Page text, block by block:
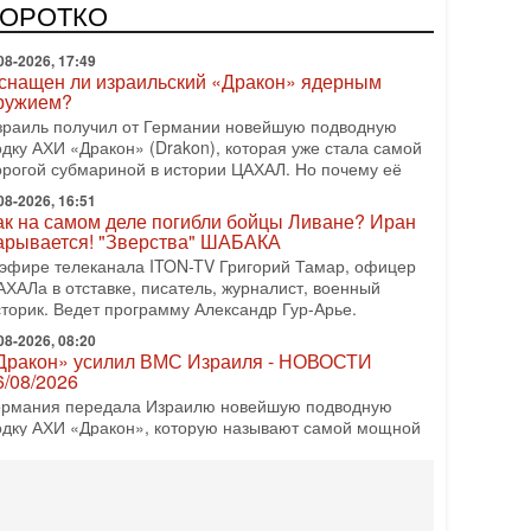
2026, 17:49
ли израильский «Дракон» ядерным
получил от Германии новейшую подводную
АХИ «Дракон» (Drakon), которая уже стала самой
субмариной в истории ЦАХАЛ. Но почему её
2026, 16:51
на самом деле погибли бойцы Ливане? Иран
"Зверства" ШАБАКА
телеканала ITON-TV Григорий Тамар, офицер
в отставке, писатель, журналист, военный
Ведет программу Александр Гур-Арье.
2026, 08:20
усилил ВМС Израиля - НОВОСТИ
08/2026
передала Израилю новейшую подводную
АХИ «Дракон», которую называют самой мощной
на Ближнем Востоке. Передача прошла на
2026, 18:16